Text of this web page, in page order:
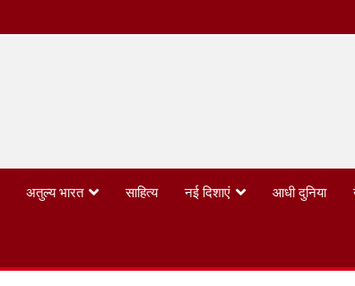
अतुल्य भारत साहित्य नई दिशाएं आधी दुनिया